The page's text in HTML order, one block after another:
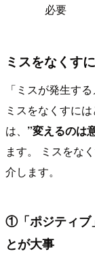
必要
ミスをなくす
「ミスが発生す
ミスをなくすに
は、 ”変えるのは
ます。 ミスをな
介します。
①「ポジティブ
とが大事